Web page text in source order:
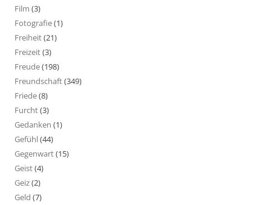
Film (3)
Fotografie(1)
Freiheit(21)
Freizeit(3)
Freude(198)
Freundschaft(349)
Friede(8)
Furcht(3)
Gedanken (1)
Gefühl(44)
Gegenwart(15)
Geist(4)
Geiz(2)
Geld (7)